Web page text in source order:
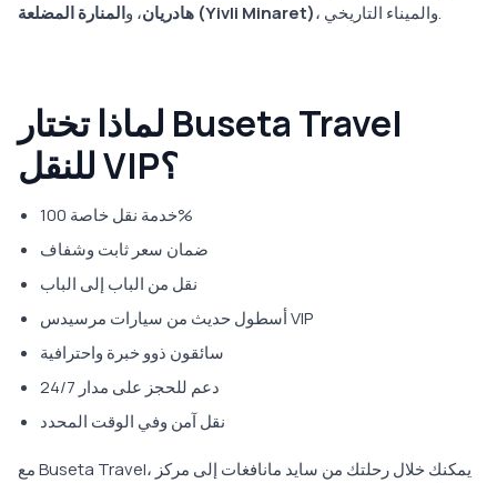
هادريان، و المنارة المضلعة (Yivli Minaret) ، والميناء التاريخي.
لماذا تختار Buseta Travel
للنقل VIP؟
خدمة نقل خاصة 100%
ضمان سعر ثابت وشفاف
نقل من الباب إلى الباب
أسطول حديث من سيارات مرسيدس VIP
سائقون ذوو خبرة واحترافية
دعم للحجز على مدار 24/7
نقل آمن وفي الوقت المحدد
مع Buseta Travel، يمكنك خلال رحلتك من سايد مانافغات إلى مركز